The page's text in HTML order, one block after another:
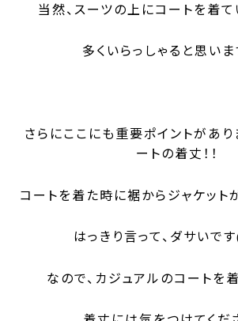
当然、スーツの上にコートを着
多くいらっしゃると思い
さらにここにも重要ポイントがあり
ートの着丈！！
コートを着た時に裾からジャケット
はっきり言って、ダサいです
なので、カジュアルのコートを